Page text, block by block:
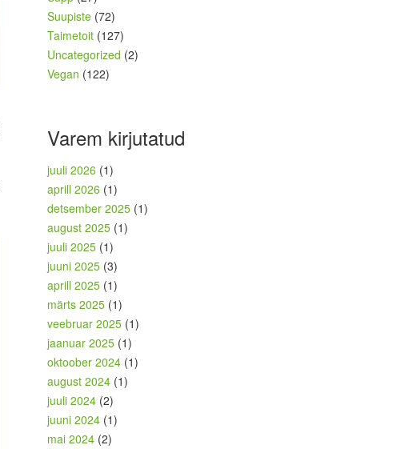
Suupiste (72)
Taimetoit (127)
Uncategorized (2)
Vegan (122)
Varem kirjutatud
juuli 2026 (1)
aprill 2026 (1)
detsember 2025 (1)
august 2025 (1)
juuli 2025 (1)
juuni 2025 (3)
aprill 2025 (1)
märts 2025 (1)
veebruar 2025 (1)
jaanuar 2025 (1)
oktoober 2024 (1)
august 2024 (1)
juuli 2024 (2)
juuni 2024 (1)
mai 2024 (2)